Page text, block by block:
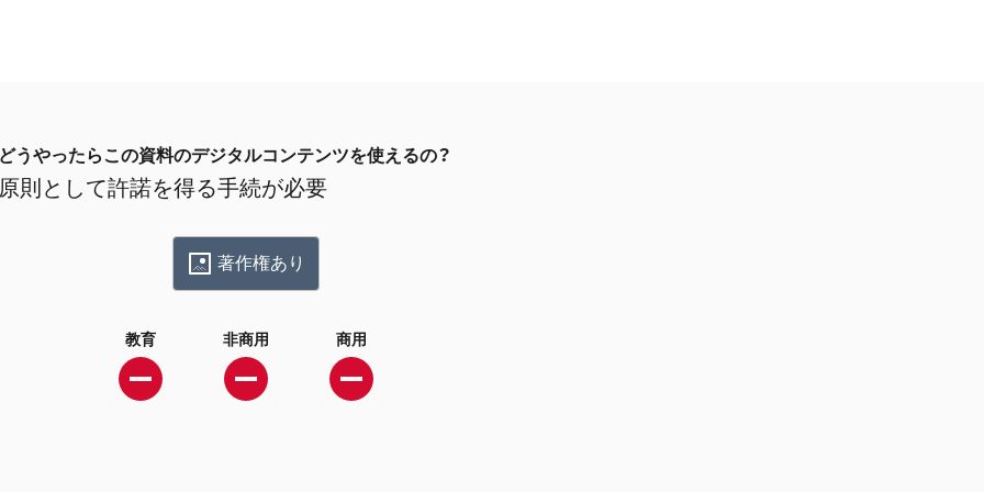
どうやったらこの資料のデジタルコンテンツを使えるの？
原則として許諾を得る手続が必要
著作権あり
教育 非商用 商用